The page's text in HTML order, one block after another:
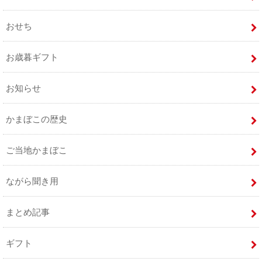
おせち
お歳暮ギフト
お知らせ
かまぼこの歴史
ご当地かまぼこ
ながら聞き用
まとめ記事
ギフト